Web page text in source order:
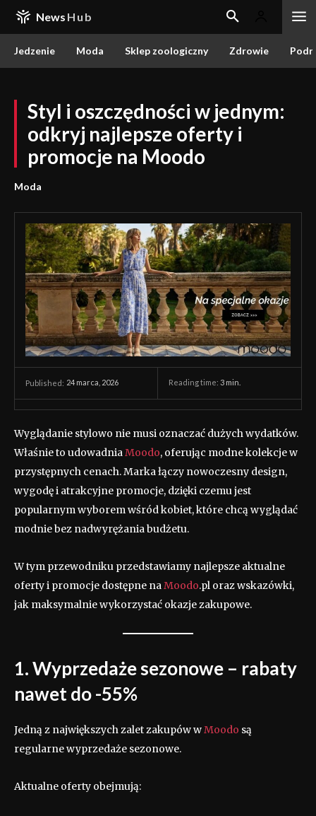
News Hub
Jedzenie Moda Sklep zoologiczny Zdrowie
Styl i oszczędności w jednym:
odkryj najlepsze oferty i
promocje na Moodo
Moda
Published: 24 marca, 2026 Reading time: 3 min.
Wyglądanie stylowo nie musi oznaczać dużych wydatków.
Właśnie to udowadniaMoodo, oferując modne kolekcje w
przystępnych cenach. Marka łączy nowoczesny design,
wygodę i atrakcyjne promocje, dzięki czemu jest
popularnym wyborem wśród kobiet, które chcą wyglądać
modnie bez nadwyrężania budżetu.
W tym przewodniku przedstawiamy najlepsze aktualne
oferty i promocje dostępne naMoodo.pl oraz wskazówki,
jak maksymalnie wykorzystać okazje zakupowe.
1. Wyprzedaże sezonowe – rabaty
nawet do -55%
Jedną z największych zalet zakupów wMoodo są
regularne wyprzedaże sezonowe.
Aktualne oferty obejmują: